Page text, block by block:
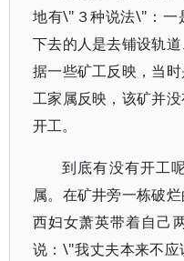
地有\"３种说法\"：一
下去的人是去铺设轨
据一些矿工反映，当
工家属反映，该矿并
开工。
到底有没有开工
属。在矿井旁一栋破
西妇女萧英带着自己
说：\"我丈夫本来不应